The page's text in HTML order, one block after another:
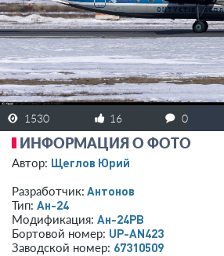
ЗАРЕГИСТРИРОВАТЬСЯ
1530 16 0
ИНФОРМАЦИЯ О ФОТО
Автор: Щеглов Юрий
Разработчик: Антонов
Тип: Ан-24
Модификация: Ан-24РВ
Бортовой номер: UP-AN423
Заводской номер: 67310509